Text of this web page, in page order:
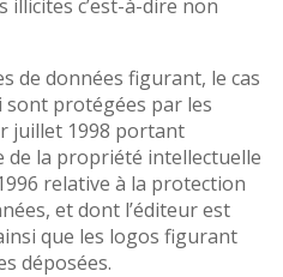
c’est-à-dire non
de données figurant, le cas
sont protégées par les
juillet 1998 portant
de la propriété intellectuelle
relative à la protection
et dont l’éditeur est
que les logos figurant
déposées.